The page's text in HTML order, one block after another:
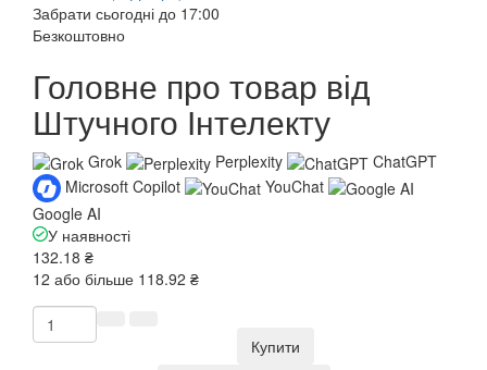
Забрати сьогодні до 17:00
Безкоштовно
Головне про товар від
Штучного Інтелекту
Grok Perplexity
ChatGPT
Microsoft Copilot
YouChat
Google AI
У наявності
132.18 ₴
12 або більше 118.92 ₴
Купити